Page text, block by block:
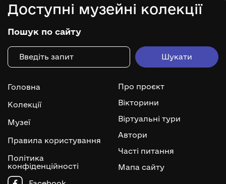
Доступні музейні колекції
Пошук по сайту
Головна
Колекції
Музеї
Правила користування
Політика
конфіденційності
Про проєкт
Вікторини
Віртуальні тури
Автори
Часті питання
Мапа сайту